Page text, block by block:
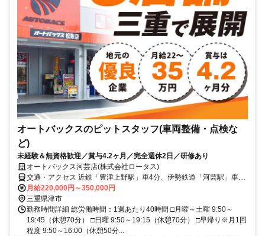
オートバックスのピットスタッフ(車両整備・点検な
ど)
未経験＆無資格歓迎／賞与4.2ヶ月／完全週休2日／研修あり
オートバックス河芸店(株式会社ロータス)
交通・アクセス 近鉄「豊津上野駅」車4分、伊勢鉄道「河芸駅」車5
分
月給220,000円～350,000円
三重県津市
勤務時間詳細 総労働時間：1週あたり40時間 □月曜～土曜 9:50～
19:45（休憩70分） □日曜 9:50～19:15（休憩70分） □早帰り※月1回
程度 9:50～16:00（休憩50分...